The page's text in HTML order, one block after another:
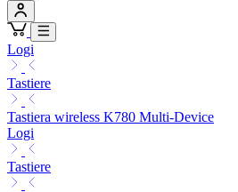
Logi
Tastiere
Tastiera wireless K780 Multi-Device
Logi
Tastiere